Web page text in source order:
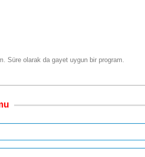
Süre olarak da gayet uygun bir program.